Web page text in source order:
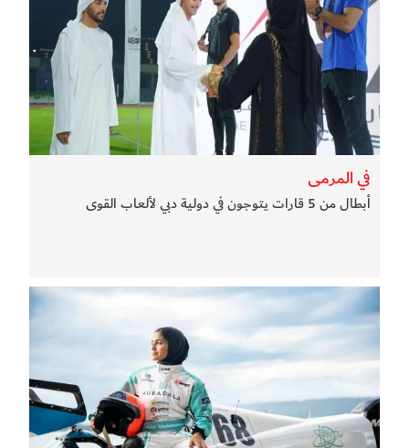
في المرمى
أبطال من 5 قارات يتوجون في دولية دبي لألعاب القوى